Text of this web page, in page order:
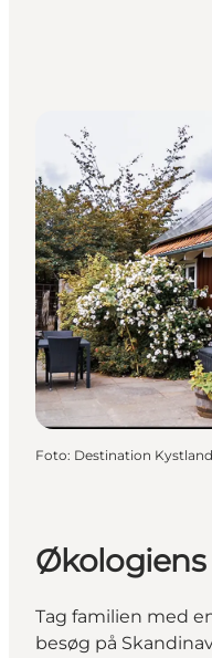
Foto: Destination
Økologiens
Tag familien med
besøg på